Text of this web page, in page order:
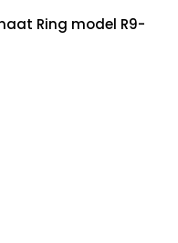
Ring model R9-